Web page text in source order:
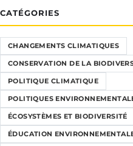
CATÉGORIES
CHANGEMENTS CLIMATIQUES
CONSERVATION DE LA
POLITIQUE CLIMATIQUE
POLITIQUES
ÉCOSYSTÈMES ET BIODIVERSITÉ
ÉDUCATION